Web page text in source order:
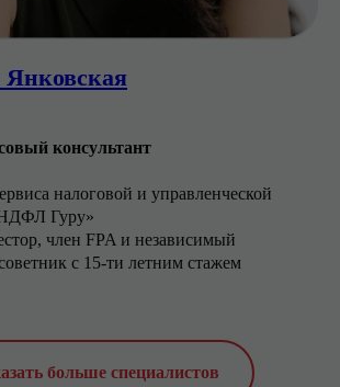
Янковская
консультант
налоговой и управленческой
Гуру»
член FPA и независимый
с 15-ти летним стажем
больше специалистов